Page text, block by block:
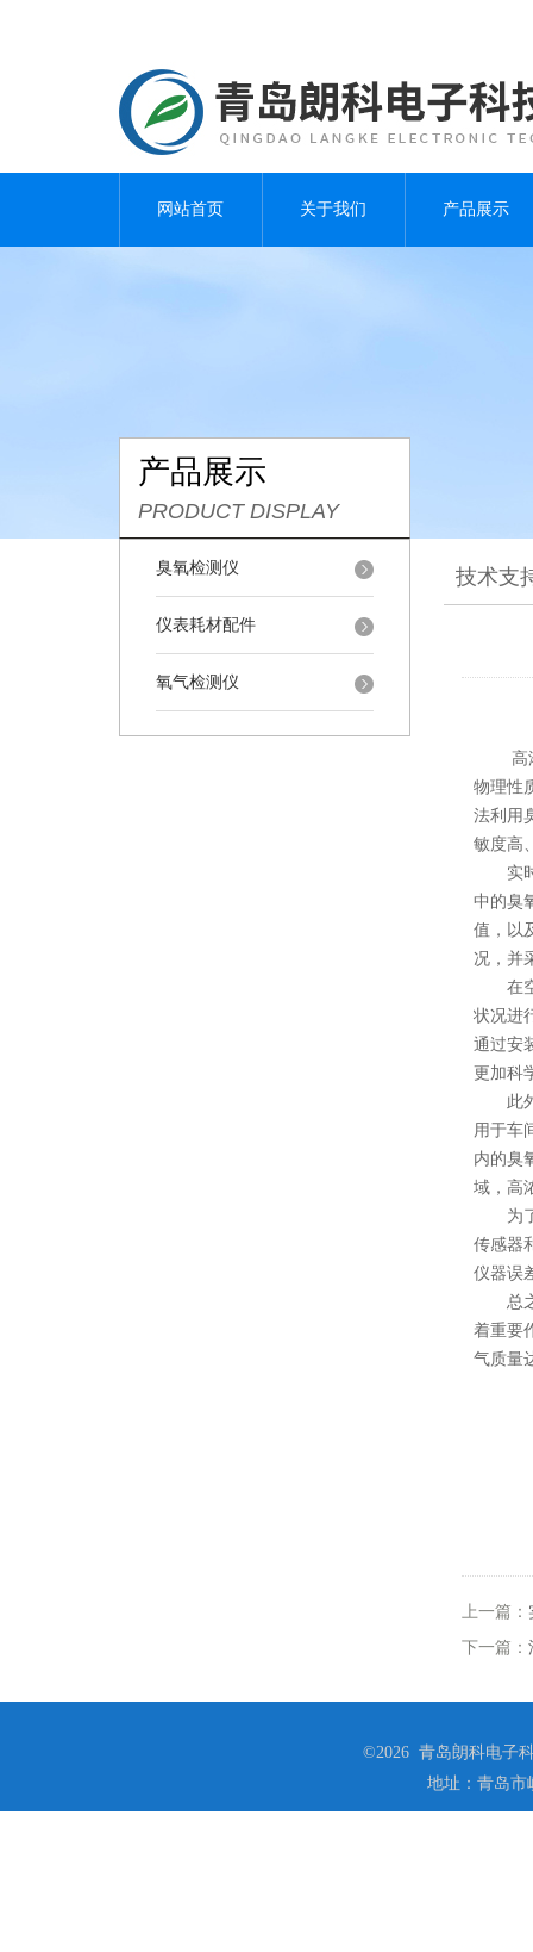
网站首页 关于我们 产品展示
产品展示
PRODUCT DISPLAY
臭氧检测仪
仪表耗材配件
氧气检测仪
技术支
高浓
物理性
法利用
敏度高
实时
中的臭
值，以
况，并
在空
状况进
通过安
更加科
此外
用于车
内的臭
域，高
为了
传感器
仪器误
总之
着重要
气质量
上一篇：
下一篇：
©2026 青岛朗科电子
地址：青岛市